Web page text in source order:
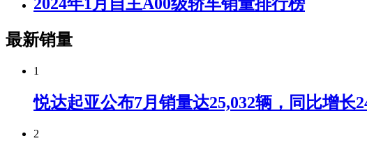
2024年1月自主A00级轿车销量排行榜
最新销量
1
悦达起亚公布7月销量达25,032辆，同比增长
2